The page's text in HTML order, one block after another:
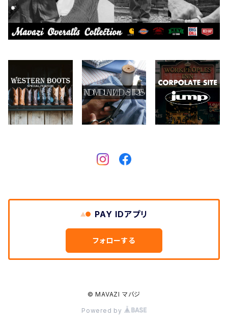
Collonil
CONVERSE
Crescent Down Works
FERNAND LEATHER
ケア用品
本、写真集
2026.6.14
PAY IDアプリ
フォローする
© MAVAZI マバジ
Powered by